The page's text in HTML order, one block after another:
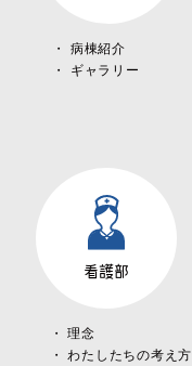
病棟紹介
ギャラリー
看護部
理念
わたしたちの考え方